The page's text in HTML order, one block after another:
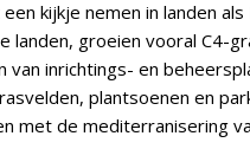
kijkje nemen in landen
landen, groeien vooral C4-
van inrichtings- en
plantsoenen en
met de mediterranisering